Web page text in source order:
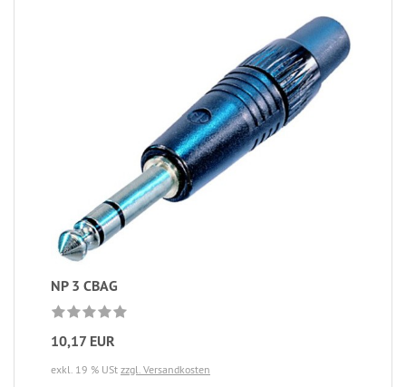
NP 3 CBAG
10,17 EUR
exkl. 19 % USt zzgl. Versandkosten